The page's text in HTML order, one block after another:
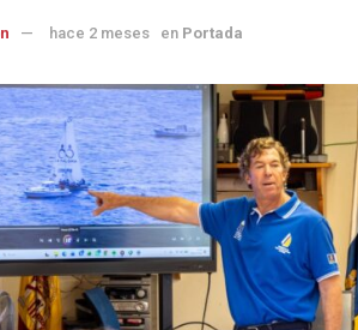
hace 2 meses en Portada